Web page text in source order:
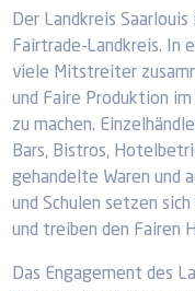
Der Landkreis
Fairtrade-Landkreis. In
viele Mitstreiter
und Faire Produktion
zu machen.
Bars, Bistros,
gehandelte Waren und
und Schulen setzen
und treiben den Fairen
Das Engagement des